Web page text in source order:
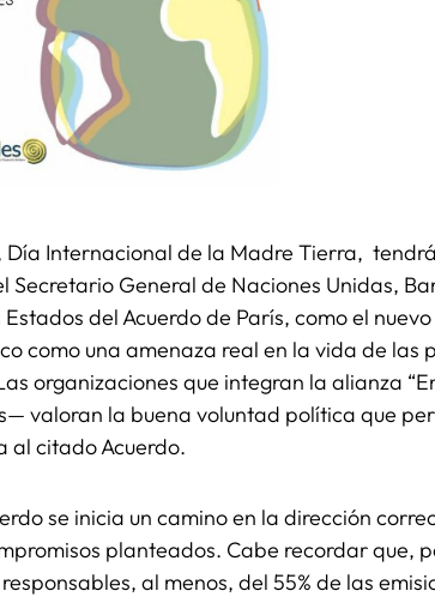
Día Internacional de la Madre Tierra,
General de Naciones Unidas,
del Acuerdo de París, como el
como una amenaza real en la vida de las
organizaciones que integran la alianza
valoran la buena voluntad política que
al citado Acuerdo.
se inicia un camino en la dirección
planteados. Cabe recordar que,
al menos, del 55% de las